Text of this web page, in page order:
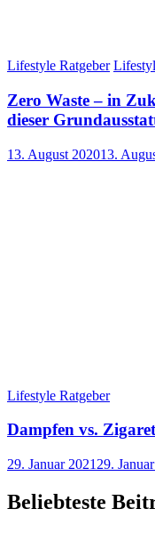
Lifestyle Ratgeber
Zero Waste – in
dieser
13. August 202013.
Lifestyle Ratgeber
Dampfen vs.
29. Januar 2021 29.
Beliebteste